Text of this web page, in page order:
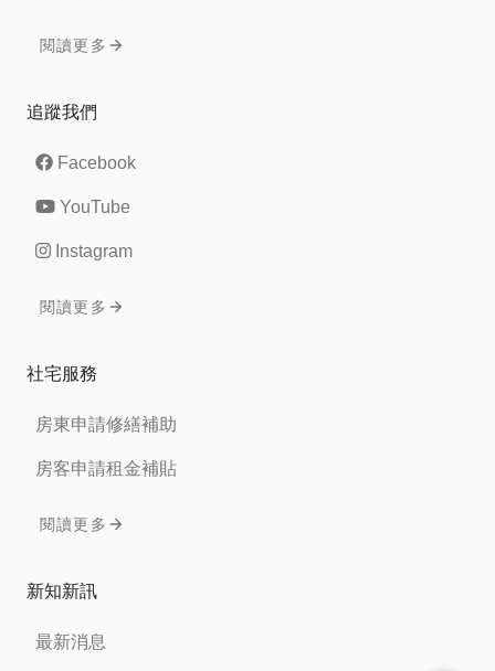
閱讀更多
追蹤我們
Facebook
YouTube
Instagram
閱讀更多
社宅服務
房東申請修繕補助
房客申請租金補貼
閱讀更多
新知新訊
最新消息